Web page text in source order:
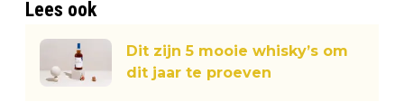
Lees ook
Dit zijn 5 mooie whisky’s om
dit jaar te proeven